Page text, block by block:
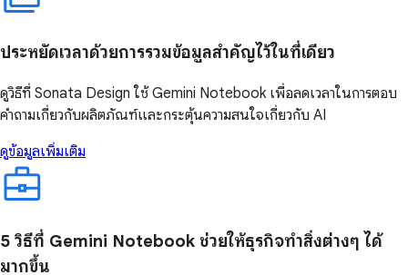
ประหยัดเวลาด้วยการรวมข้อมูลสำคัญไว้ในที่เดียว
ดูวิธีที่ Sonata Design ใช้ Gemini Notebook เพื่อลดเวลาในการตอบ
คำถามเกี่ยวกับผลิตภัณฑ์และกระตุ้นความสนใจเกี่ยวกับ AI
ดูข้อมูลเพิ่มเติม
5 วิธีที่ Gemini Notebook ช่วยให้ธุรกิจทำสิ่งต่างๆ ได้
มากขึ้น